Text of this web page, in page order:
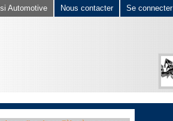
Se connecter
Nous contacter
Automotive